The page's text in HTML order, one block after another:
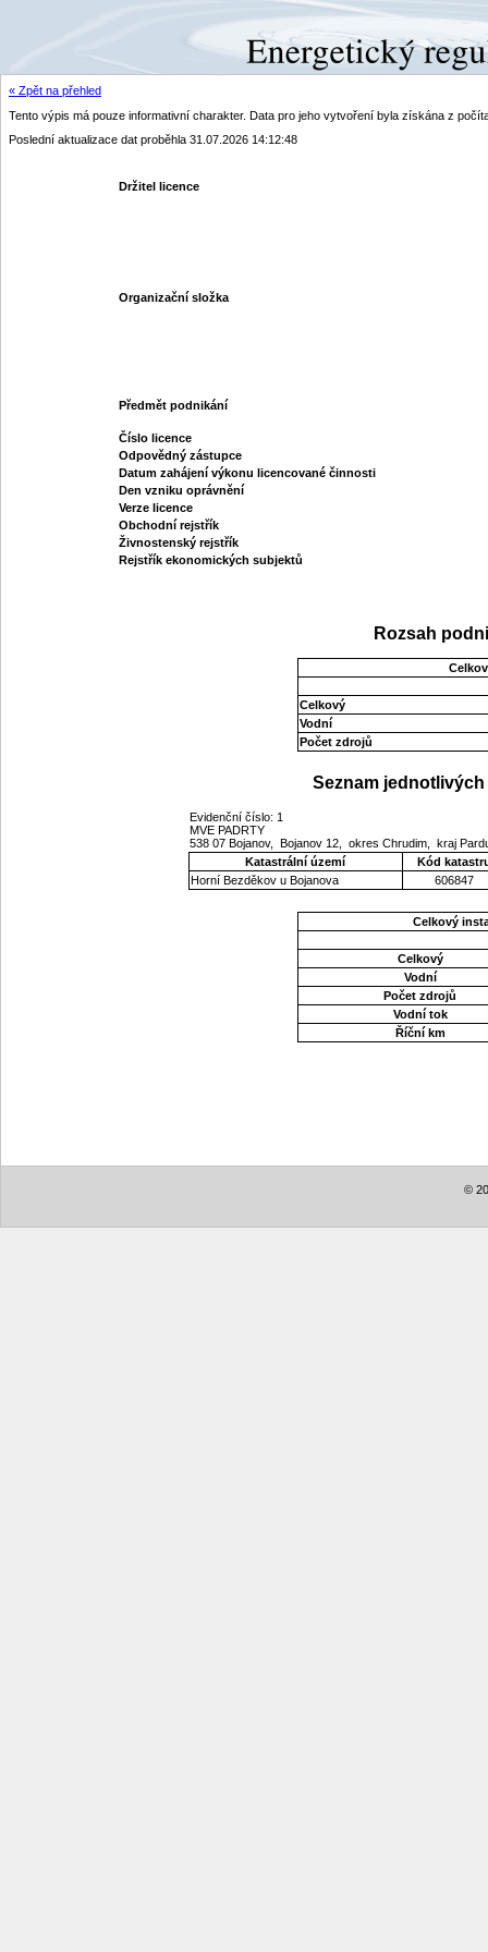
« Zpět na přehled
Tento výpis má pouze informativní charakter. Data pro jeho vytvoření byla získána z
Poslední aktualizace dat proběhla 31.07.2026 14:12:48
Držitel licence
Organizační složka
Předmět podnikání
Číslo licence
Odpovědný zástupce
Datum zahájení výkonu licencované činnosti
Den vzniku oprávnění
Verze licence
Obchodní rejstřík
Živnostenský rejstřík
Rejstřík ekonomických subjektů
Rozsah
Celkový
Vodní
Počet zdrojů
Seznam
Evidenční číslo: 1
MVE PADRTY
538 07 Bojanov, Bojanov 12, okres Chrudim, kraj
Katastrální území
Kód
Horní Bezděkov u Bojanova
606847
Celkový
Celkový
Vodní
Počet zdrojů
Vodní tok
Říční km
©